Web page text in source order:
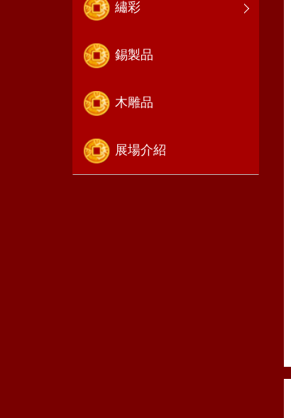
繡彩
錫製品
木雕品
展場介紹